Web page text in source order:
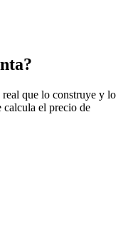
que lo construye y lo
calcula el precio de